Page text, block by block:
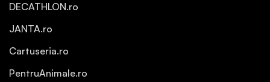
DECATHLON.ro
JANTA.ro
Cartuseria.ro
PentruAnimale.ro